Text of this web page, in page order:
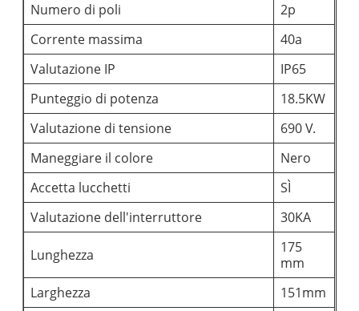
Numero di poli
2p
Corrente massima
40a
Valutazione IP
IP65
Punteggio di potenza
18.5KW
Valutazione di tensione
690 V.
Maneggiare il colore
Nero
Accetta lucchetti
SÌ
Valutazione dell'interruttore
30KA
Lunghezza
175
mm
Larghezza
151mm